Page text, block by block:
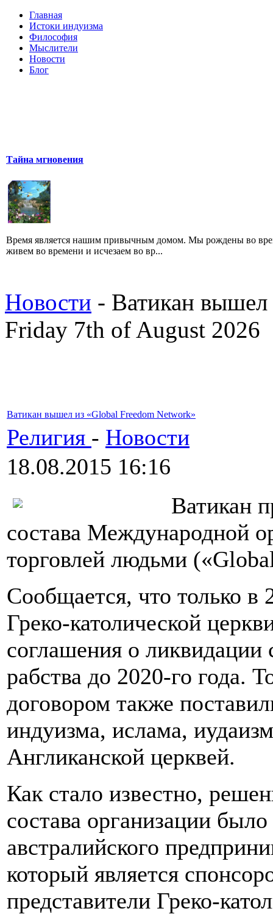
Главная
Истоки индуизма
Философия
Мыслители
Новости
Блог
Тайна мгновения
Время является нашим привычным домом. Мы рождены во
живем во времени и исчезаем во вр...
Новости - Ватикан
Friday 7th of August 2026
Ватикан вышел из «Global Freedom Network»
Религия - Новости
18.08.2015 16:16
Ватикан
состава Международной
торговлей людьми
Сообщается, что только в
Греко-католической
соглашения о
рабства до 2020-го года.
договором также
индуизма, ислама,
Англиканской церквей.
Как стало известно,
состава организации
австралийского
который является
представители Греко-